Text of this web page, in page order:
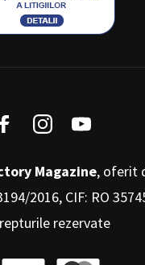
Magazine, oferit
2016, CIF: RO
rezervate